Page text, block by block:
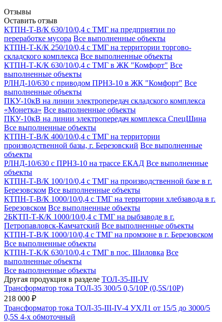
Отзывы
Оставить отзыв
КТПН-Т-В/К 630/10/0,4 с ТМГ на предприятии по
переработке мусора Все выполненные объекты
КТПН-Т-К/К 250/10/0,4 с ТМГ на территории торгово-
складского комплекса Все выполненные объекты
КТПН-Т-К/К 630/10/0,4 с ТМГ в ЖК "Комфорт" Все
выполненные объекты
РЛНД-10/630 с приводом ПРНЗ-10 в ЖК "Комфорт" Все
выполненные объекты
ПКУ-10кВ на линии электропередач складского комплекса
«Монетка» Все выполненные объекты
ПКУ-10кВ на линии электропередач комплекса СпецШина
Все выполненные объекты
КТПН-Т-В/К 400/10/0,4 с ТМГ на территории
производственной базы, г. Березовский Все выполненные
объекты
РЛНД-10/630 с ПРНЗ-10 на трассе ЕКАД Все выполненные
объекты
КТПН-Т-В/К 100/10/0,4 с ТМГ на производственной базе в г.
Березовском Все выполненные объекты
КТПН-Т-В/К 1000/10/0,4 с ТМГ на территории хлебзавода в г.
Березовском Все выполненные объекты
2БКТП-Т-К/К 1000/10/0,4 с ТМГ на рыбзаводе в г.
Петропавловск-Камчатский Все выполненные объекты
КТПН-Т-В/К 1000/10/0,4 с ТМГ на промзоне в г. Березовском
Все выполненные объекты
КТПН-Т-К/К 630/10/0,4 с ТМГ в пос. Шиловка Все
выполненные объекты
Все выполненные объекты
Другая продукция в разделе ТОЛ-35-III-IV
Трансформатор тока ТОЛ-35 300/5 0,5/10Р (0,5S/10Р)
218 000 ₽
Трансформатор тока ТОЛ-35-III-IV-4 УХЛ1 от 15/5 до 3000/5
0,5S 4-х обмоточный